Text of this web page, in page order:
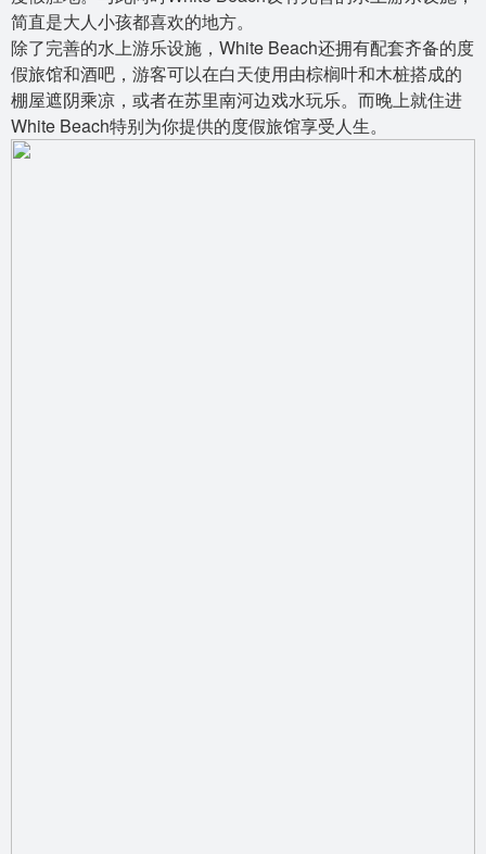
简直是大人小孩都喜欢的地方。
除了完善的水上游乐设施，White Beach还拥有配套齐备的度
假旅馆和酒吧，游客可以在白天使用由棕榈叶和木桩搭成的
棚屋遮阴乘凉，或者在苏里南河边戏水玩乐。而晚上就住进
White Beach特别为你提供的度假旅馆享受人生。